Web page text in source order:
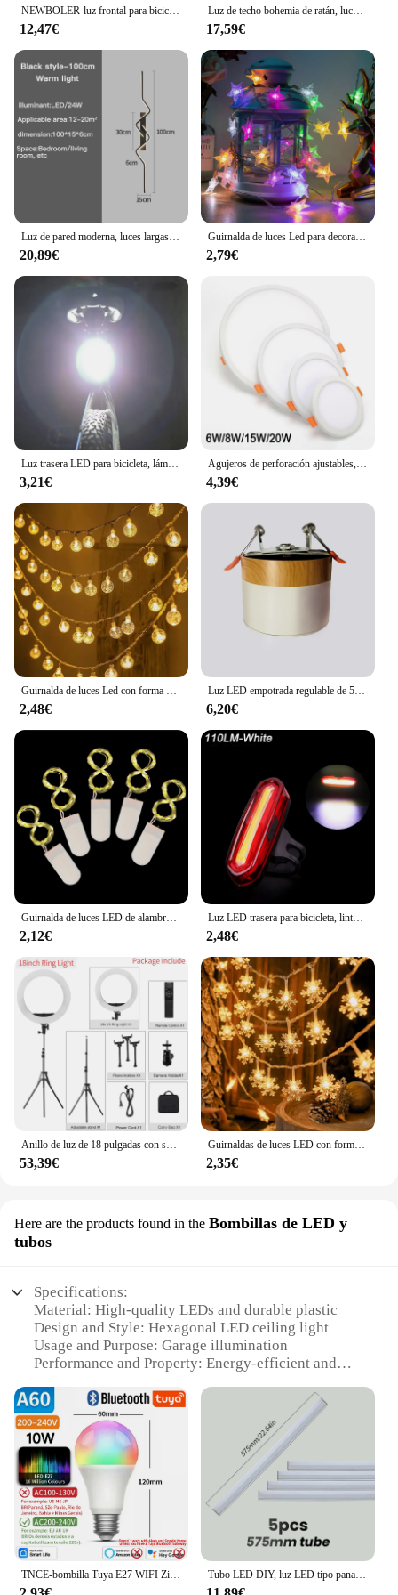
12,47€
Luz de techo bohemia de ratán, luces de techo de cerrado con diseño colgante tejido a mano de mediados de siglo, Base de madera de montaje empotrado
17,59€
Luz de pared moderna, luces largas decorativas nórdicas para sala de estar, pasillo, luz de techo, accesorios de iluminación para decoración del hogar
20,89€
Guirnalda de luces Led para decoración del hogar, tira de luces de hadas de 10M, 80 LED, USB, para exteriores/interiores, Navidad/Año Nuevo
2,79€
Luz trasera LED para bicicleta, lámpara de advertencia de seguridad, recargable vía USB, resistente al agua, accesorios intermitentes para ciclismo nocturno
3,21€
Agujeros de perforación ajustables, tamaño ultrafino 6W / 8W / 15W /20W, LED de techo empotrado, luz de Panel cuadrado Delgado
4,39€
Guirnalda de luces Led con forma de globo, luces de hadas con enchufe USB, lámpara impermeable de 20 Leds, decoración de Navidad, vacaciones, bodas y fiestas
2,48€
Luz LED empotrada regulable de 5W, 7W, 9W12W15W, grano de madera nórdica, foco de luz led de techo colorido, luz de decoración interior
6,20€
Guirnalda de luces LED de alambre de cobre para decoración del árbol de Navidad, 5 piezas, 2m, 2021
2,12€
Luz LED trasera para bicicleta, linterna de advertencia de seguridad para ciclismo nocturno, resistente al agua, de alto brillo
2,48€
Anillo de luz de 18 pulgadas con soporte para trípode 55W 3000-5800K CRI 90 luz de estudio fotográfico para Vlog Video Shooting maquillaje Selfie anillo de luz
53,39€
Guirnaldas de luces LED con forma de copo de nieve de 3/6/10M, guirnalda con batería USB, luces navideñas, árbol de Navidad, decoración de habitación de Año Nuevo, lámpara para exteriores
2,35€
Here are the products found in the Bombillas de LED y
tubos
Specifications:
Material: High-quality LEDs and durable plastic
Design and Style: Hexagonal LED ceiling light
Usage and Purpose: Garage illumination
Performance and Property: Energy-efficient and
Parts and Accessories: Includes LED bulbs and
tubes
Typical Adaptive Scenario: Garage, workshop, or
storage area
Features:
|Vendors|
**Efficient Lighting for Your Space**
The Luz de techo Led hexagonal para garaje
iluminación d is a game-changer for your garage or
TNCE-bombilla Tuya E27 WIFI Zigbee Bluetooth, lámpara LED regulable de 2700-6500k RGB, aplicación Smart Life, voz con Alexa y Google Home Tubo LED DIY, luz LED tipo panal, lámpara hexagonal personalizada para garaje, AC85-265V, iluminación de techo para taller, barbería, estudio de oficina